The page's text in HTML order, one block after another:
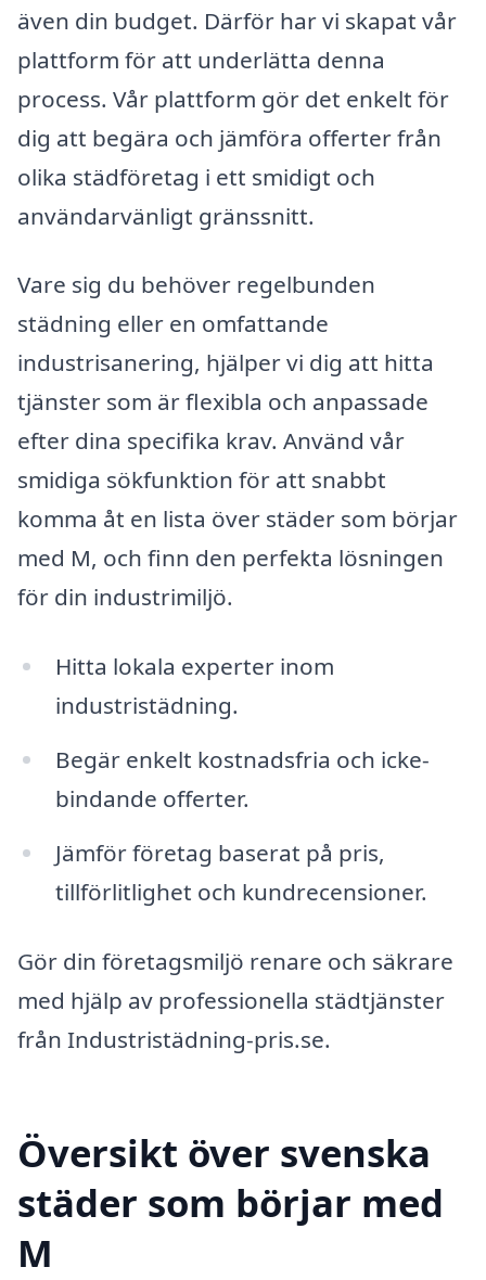
även din budget. Därför har vi skapat vår
plattform för att underlätta denna
process. Vår plattform gör det enkelt för
dig att begära och jämföra offerter från
olika städföretag i ett smidigt och
användarvänligt gränssnitt.
Vare sig du behöver regelbunden
städning eller en omfattande
industrisanering, hjälper vi dig att hitta
tjänster som är flexibla och anpassade
efter dina specifika krav. Använd vår
smidiga sökfunktion för att snabbt
komma åt en lista över städer som börjar
med M, och finn den perfekta lösningen
för din industrimiljö.
Hitta lokala experter inom
industristädning.
Begär enkelt kostnadsfria och icke-
bindande offerter.
Jämför företag baserat på pris,
tillförlitlighet och kundrecensioner.
Gör din företagsmiljö renare och säkrare
med hjälp av professionella städtjänster
från Industristädning-pris.se.
Översikt över svenska
städer som börjar med
M